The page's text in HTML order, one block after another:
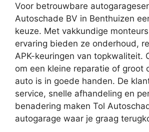
Voor betrouwbare
Autoschade BV in Benthuizen
keuze. Met vakkundige
ervaring bieden ze onderhoud,
APK-keuringen van topkwaliteit.
om een kleine reparatie of groot
auto is in goede handen. De
service, snelle afhandeling en
benadering maken Tol
autogarage waar je graag